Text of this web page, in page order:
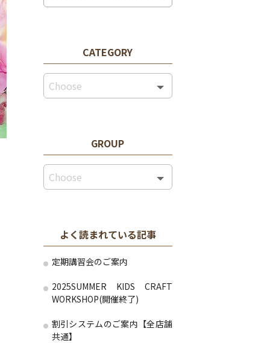
CATEGORY
GROUP
よく読まれている記事
定期講習会のご案内
2025SUMMER KIDS CRAFT
WORKSHOP(開催終了)
割引システムのご案内【全店舗
共通】